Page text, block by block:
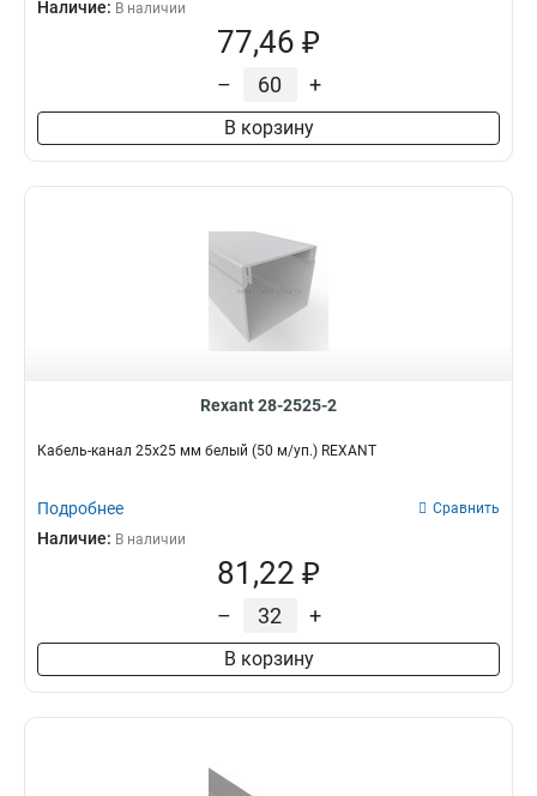
Наличие: В наличии
77,46 ₽
– +
В корзину
Rexant 28-2525-2
Кабель-канал 25х25 мм белый (50 м/уп.) REXANT
Подробнее Сравнить
Наличие: В наличии
81,22 ₽
– +
В корзину